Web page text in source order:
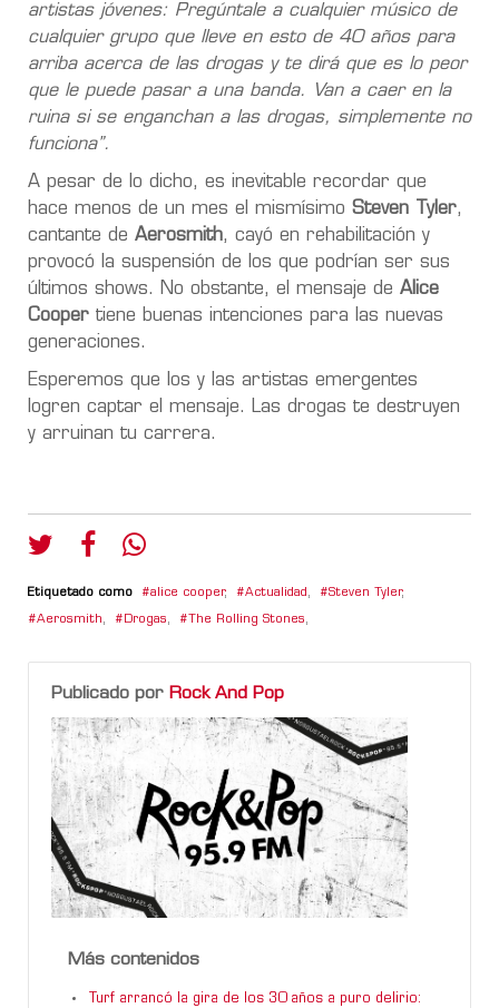
artistas jóvenes: Pregúntale a cualquier músico de
cualquier grupo que lleve en esto de 40 años para
arriba acerca de las drogas y te dirá que es lo peor
que le puede pasar a una banda. Van a caer en la
ruina si se enganchan a las drogas, simplemente no
funciona”.
A pesar de lo dicho, es inevitable recordar que
hace menos de un mes el mismísimo Steven Tyler,
cantante de Aerosmith, cayó en rehabilitación y
provocó la suspensión de los que podrían ser sus
últimos shows. No obstante, el mensaje de Alice
Cooper tiene buenas intenciones para las nuevas
generaciones.
Esperemos que los y las artistas emergentes
logren captar el mensaje. Las drogas te destruyen
y arruinan tu carrera.
Etiquetado como alice cooper, Actualidad , Steven Tyler,
Aerosmith, Drogas, The Rolling Stones,
Publicado por Rock And Pop
Más contenidos
Turf arrancó la gira de los 30 años a puro delirio: